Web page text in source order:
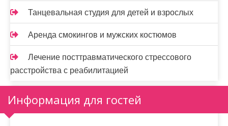
Танцевальная студия для детей и взрослых
Аренда смокингов и мужских костюмов
Лечение посттравматического стрессового
расстройства с реабилитацией
Информация для гостей